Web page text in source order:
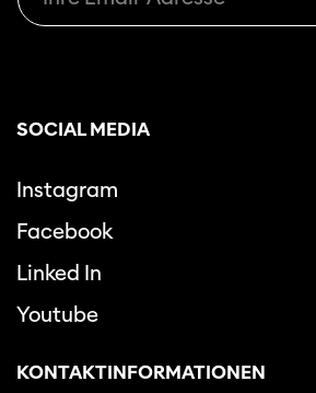
SOCIAL MEDIA
Instagram
Facebook
Linked In
Youtube
KONTAKTINFORMATIONEN